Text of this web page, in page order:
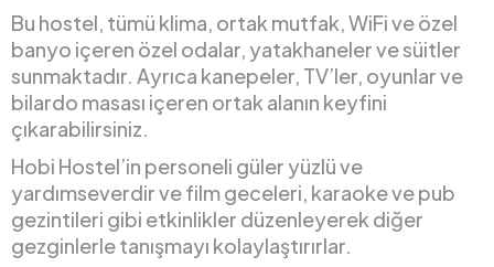
Bu hostel, tümü klima, ortak mutfak, WiFi ve özel
banyo içeren özel odalar, yatakhaneler ve süitler
sunmaktadır. Ayrıca kanepeler, TV’ler, oyunlar ve
bilardo masası içeren ortak alanın keyfini
çıkarabilirsiniz.
Hobi Hostel’in personeli güler yüzlü ve
yardımseverdir ve film geceleri, karaoke ve pub
gezintileri gibi etkinlikler düzenleyerek diğer
gezginlerle tanışmayı kolaylaştırırlar.